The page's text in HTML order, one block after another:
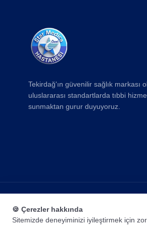
Tekirdağ'ın güvenilir sağlık markası
uluslararası standartlarda tıbbi
sunmaktan gurur duyuyoruz.
🍪 Çerezler hakkında
Sitemizde deneyiminizi iyileştirmek için